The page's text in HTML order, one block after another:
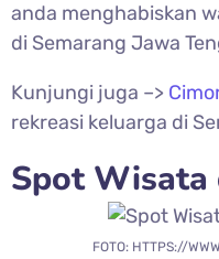
anda menghabiskan
di Semarang Jawa
Kunjungi juga –>
rekreasi keluarga di
Spot Wisata
FOTO: HTTPS://